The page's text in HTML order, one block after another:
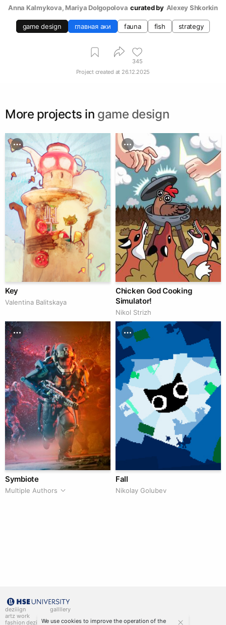
Anna Kalmykova, Mariya Dolgopolova curated by Alexey Shkorkin
game design главная аки fauna fish strategy
345
Project created at 26.12.2025
More projects in game design
Key
Valentina Balitskaya
Chicken God Cooking
Simulator!
Nikol Strizh
Symbiote
Multiple Authors
Fall
Nikolay Golubev
deziiign
artz work
fashion deziiign
gallllery
kiiids.art
We use cookies to improve the operation of the